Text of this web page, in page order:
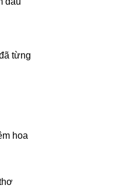
từng
hoa